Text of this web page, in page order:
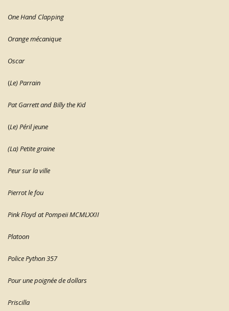
One Hand Clapping
Orange mécanique
Oscar
(Le) Parrain
Pat Garrett and Billy the Kid
(Le) Péril jeune
(La) Petite graine
Peur sur la ville
Pierrot le fou
Pink Floyd at Pompeii MCMLXXII
Platoon
Police Python 357
Pour une poignée de dollars
Priscilla